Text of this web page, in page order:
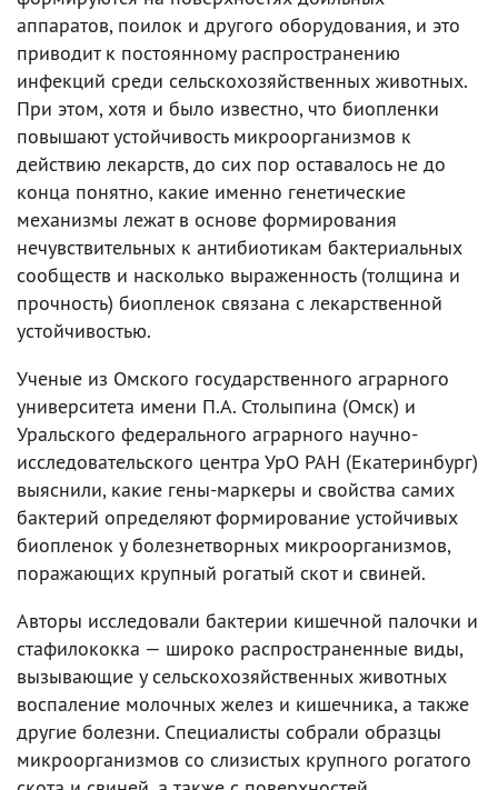
аппаратов, поилок и другого оборудования, и это
приводит к постоянному распространению
инфекций среди сельскохозяйственных животных.
При этом, хотя и было известно, что биопленки
повышают устойчивость микроорганизмов к
действию лекарств, до сих пор оставалось не до
конца понятно, какие именно генетические
механизмы лежат в основе формирования
нечувствительных к антибиотикам бактериальных
сообществ и насколько выраженность (толщина и
прочность) биопленок связана с лекарственной
устойчивостью.
Ученые из Омского государственного аграрного
университета имени П.А. Столыпина (Омск) и
Уральского федерального аграрного научно-
исследовательского центра УрО РАН (Екатеринбург)
выяснили, какие гены-маркеры и свойства самих
бактерий определяют формирование устойчивых
биопленок у болезнетворных микроорганизмов,
поражающих крупный рогатый скот и свиней.
Авторы исследовали бактерии кишечной палочки и
стафилококка — широко распространенные виды,
вызывающие у сельскохозяйственных животных
воспаление молочных желез и кишечника, а также
другие болезни. Специалисты собрали образцы
микроорганизмов со слизистых крупного рогатого